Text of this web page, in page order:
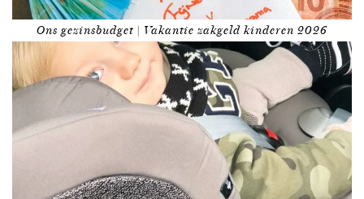
Ons gezinsbudget | Vakantie zakgeld kinderen 2026